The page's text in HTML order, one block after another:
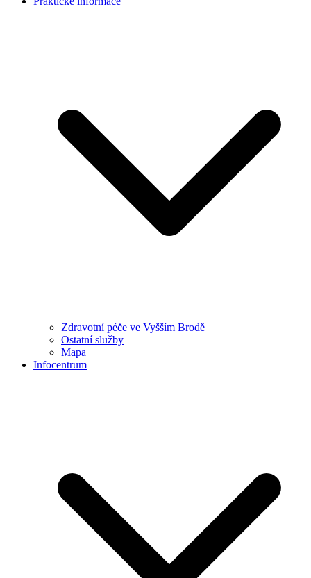
Zdravotní péče ve Vyšším Brodě
Ostatní služby
Mapa
Infocentrum